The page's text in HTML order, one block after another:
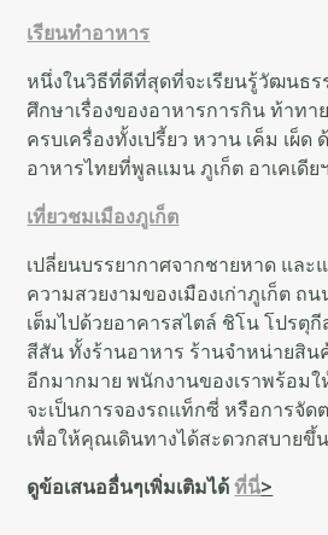
เรียนทำอาหาร
หนึ่งในวิธีที่ดีที่สุดที่จะเรียนรู้วัฒนธ
ศึกษาเรื่องของอาหารการกิน ท้าทา
ครบเครื่องทั้งเปรี้ยว หวาน เค็ม เผ็ด
อาหารไทยที่พูลแมน ภูเก็ต อาเคเดียฯ
เที่ยวชมเมืองภูเก็ต
เปลี่ยนบรรยากาศจากชายหาด และ
ความสวยงามของเมืองเก่าภูเก็ต ถ
เต็มไปด้วยอาคารสไตล์ ชิโน โปรตุกี
สีสัน ทั้งร้านอาหาร ร้านจำหน่ายสิน
อีกมากมาย พนักงานของเราพร้อม
จะเป็นการจองรถแท็กซี่ หรือการจัด
เพื่อให้คุณเดินทางได้สะดวกสบายขึ้น
ดูข้อเสนออื่นๆเพิ่มเติมได้ที่นี่>